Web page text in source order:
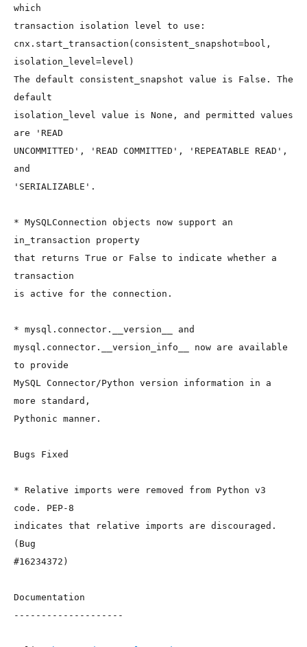
which
transaction isolation level to use:
cnx.start_transaction(consistent_snapshot=bool,
isolation_level=level)
The default consistent_snapshot value is False. The
default
isolation_level value is None, and permitted values
are 'READ
UNCOMMITTED', 'READ COMMITTED', 'REPEATABLE READ',
and
'SERIALIZABLE'.
* MySQLConnection objects now support an
in_transaction property
that returns True or False to indicate whether a
transaction
is active for the connection.
* mysql.connector.__version__ and
mysql.connector.__version_info__ now are available
to provide
MySQL Connector/Python version information in a
more standard,
Pythonic manner.
Bugs Fixed
* Relative imports were removed from Python v3
code. PEP-8
indicates that relative imports are discouraged.
(Bug
#16234372)
Documentation
--------------------